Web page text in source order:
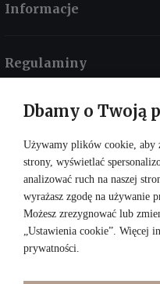
Informacje
Regulaminy
Kontakt
Dbamy o Twoją
Używamy plików cookie, aby
strony, wyświetlać
analizować ruch na naszej
wyrażasz zgodę na używanie
Możesz zrezygnować lub
„Ustawienia cookie”. Więcej
prywatności.